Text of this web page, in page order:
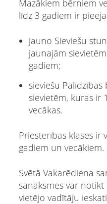
Mazākiem bērniem
līdz 3 gadiem ir
jauno Sieviešu
jaunajām
gadiem;
sieviešu
sievietēm, kuras ir
vecākas.
Priesterības klases ir
gadiem un vecākiem.
Svētā Vakarēdiena
sanāksmes var
vietējo vadītāju